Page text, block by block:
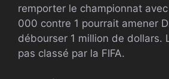
remporter le championnat
000 contre 1 pourrait amener
débourser 1 million de dollars.
pas classé par la FIFA.